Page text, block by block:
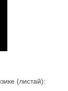
(листай):